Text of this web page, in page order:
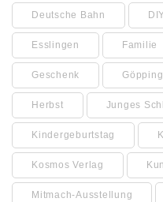
Deutsche Bahn
Esslingen Familie
Geschenk
Herbst Junges
Kindergeburtstag
Kosmos Verlag
Mitmach-Ausstellung